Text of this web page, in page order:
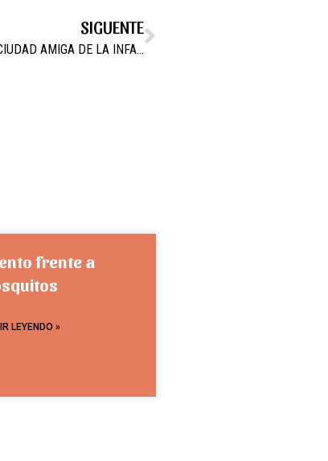
SIGUENTE
CAMPOS DEL RÍO RECOGE EL RECONOCIMIENTO COMO CIUDAD AMIGA DE LA INFANCIA 2018
frente a
LEYENDO »